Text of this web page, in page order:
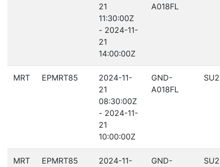
21
11:30:00Z
- 2024-11-
21
14:00:00Z
A018FL
MRT EPMRT85
2024-11-
21
08:30:00Z
- 2024-11-
21
10:00:00Z
GND-
A018FL
MRT EPMRT85
2024-11-
GND-